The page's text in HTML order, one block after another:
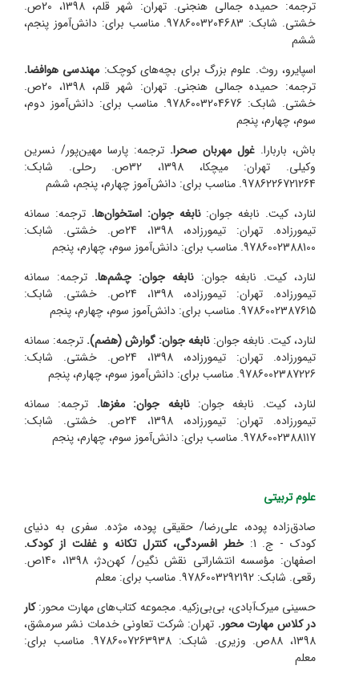
ترجمه: حمیده جمالی هنجنی. تهران: شهر قلم، 1398، 20ص.
خشتی. شابک: 9786003204683. مناسب برای: دانش‌آموز پنجم،
ششم
اسپایرو، روث. علوم بزرگ برای بچه‌های کوچک: مهندسی هوافضا.
ترجمه: حمیده جمالی هنجنی. تهران: شهر قلم، 1398، 20ص.
خشتی. شابک: 9786003204676. مناسب برای: دانش‌آموز دوم،
سوم، چهارم، پنجم
باش، باربارا. غول مهربان صحرا. ترجمه: پارسا مهین‌پور/ نسرین
وکیلی. تهران: میچکا، 1398، 32ص. رحلی. شابک:
9786226721264. مناسب برای: دانش‌آموز چهارم، پنجم، ششم
لنارد، کیت. نابغه جوان:نابغه جوان: استخوان‌ها.ترجمه: سمانه
تیمورزاده. تهران: تیمورزاده، 1398، 24ص. خشتی. شابک:
9786002388100. مناسب برای: دانش‌آموز سوم، چهارم، پنجم
لنارد، کیت. نابغه جوان: نابغه جوان: چشم‌ها. ترجمه: سمانه
تیمورزاده. تهران: تیمورزاده، 1398، 24ص. خشتی. شابک:
9786002387615. مناسب برای: دانش‌آموز سوم، چهارم، پنجم
لنارد، کیت. نابغه جوان: نابغه جوان: گوارش (هضم). ترجمه: سمانه
تیمورزاده. تهران: تیمورزاده، 1398، 24ص. خشتی. شابک:
9786002387226. مناسب برای: دانش‌آموز سوم، چهارم، پنجم
لنارد، کیت. نابغه جوان:نابغه جوان: مغزها. ترجمه: سمانه
تیمورزاده. تهران: تیمورزاده، 1398، 24ص. خشتی. شابک:
9786002388117. مناسب برای: دانش‌آموز سوم، چهارم، پنجم
علوم تربیتی
صادق‌زاده پوده، علی‌رضا/ حقیقی پوده، مژده. سفری به دنیای
کودک - ج. 1:
خطر افسردگی، کنترل تکانه و غفلت از کودک.
اصفهان: مؤسسه انتشاراتی نقش نگین/ کهن‌دژ، 1398، 140ص.
رقعی. شابک: 9786003292192. مناسب برای: معلم
حسینی میرک‌آبادی، بی‌بی‌زکیه. مجموعه کتاب‌های مهارت محور:کار
در کلاس مهارت محور. تهران: شرکت تعاونی خدمات نشر سرمشق،
1398، 88ص. وزیری. شابک: 9786007263938. مناسب برای:
معلم